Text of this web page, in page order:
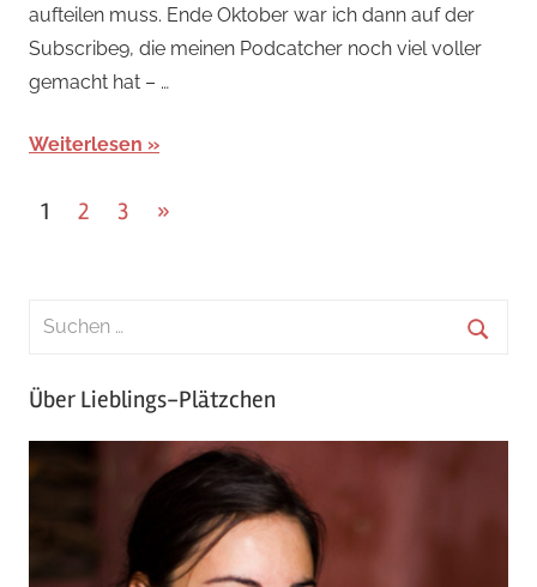
aufteilen muss. Ende Oktober war ich dann auf der
Subscribe9, die meinen Podcatcher noch viel voller
gemacht hat – …
Weiterlesen
Seitennummerierung
1 2 3
Nächste
»
Über Lieblings-Plätzchen